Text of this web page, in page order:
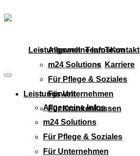
Leistungswelt
Allgemeine Infos
m24 Solutions
Für Pflege & Soziales
Für Unternehmen
Für Krankenkassen
TeamTeam
Karriere
Kontakt
Leistungswelt
Allgemeine Infos
m24 Solutions
Für Pflege & Soziales
Für Unternehmen